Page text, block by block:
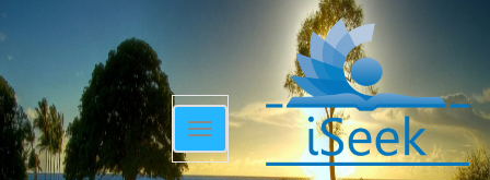
Toggle
navigation